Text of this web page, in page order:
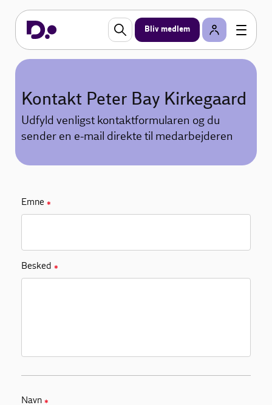
Bliv medlem
Kontakt Peter Bay Kirkegaard
Udfyld venligst kontaktformularen og du
sender en e-mail direkte til medarbejderen
Emne ✱
Besked ✱
Navn ✱